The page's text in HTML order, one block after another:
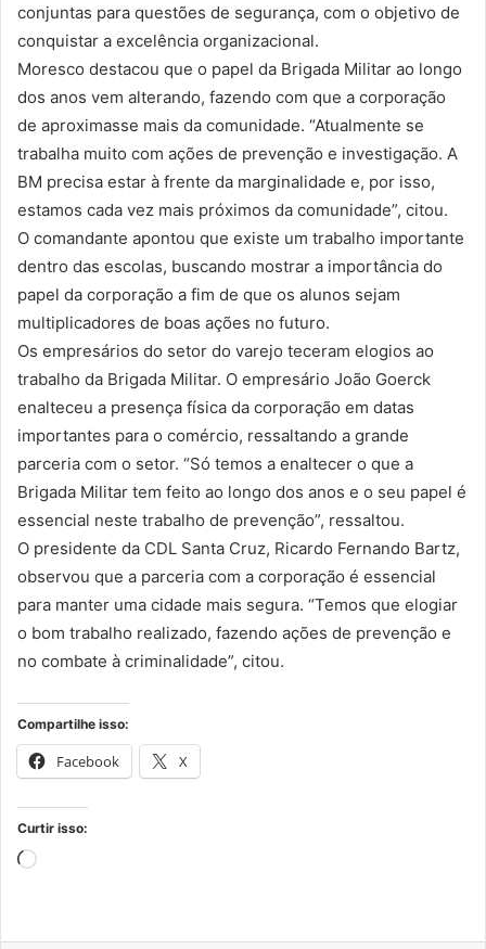
conjuntas para questões de segurança, com o objetivo de
conquistar a excelência organizacional.
Moresco destacou que o papel da Brigada Militar ao longo
dos anos vem alterando, fazendo com que a corporação
de aproximasse mais da comunidade. “Atualmente se
trabalha muito com ações de prevenção e investigação. A
BM precisa estar à frente da marginalidade e, por isso,
estamos cada vez mais próximos da comunidade”, citou.
O comandante apontou que existe um trabalho importante
dentro das escolas, buscando mostrar a importância do
papel da corporação a fim de que os alunos sejam
multiplicadores de boas ações no futuro.
Os empresários do setor do varejo teceram elogios ao
trabalho da Brigada Militar. O empresário João Goerck
enalteceu a presença física da corporação em datas
importantes para o comércio, ressaltando a grande
parceria com o setor. “Só temos a enaltecer o que a
Brigada Militar tem feito ao longo dos anos e o seu papel é
essencial neste trabalho de prevenção”, ressaltou.
O presidente da CDL Santa Cruz, Ricardo Fernando Bartz,
observou que a parceria com a corporação é essencial
para manter uma cidade mais segura. “Temos que elogiar
o bom trabalho realizado, fazendo ações de prevenção e
no combate à criminalidade”, citou.
Compartilhe isso:
Facebook X
Curtir isso:
Carregando...